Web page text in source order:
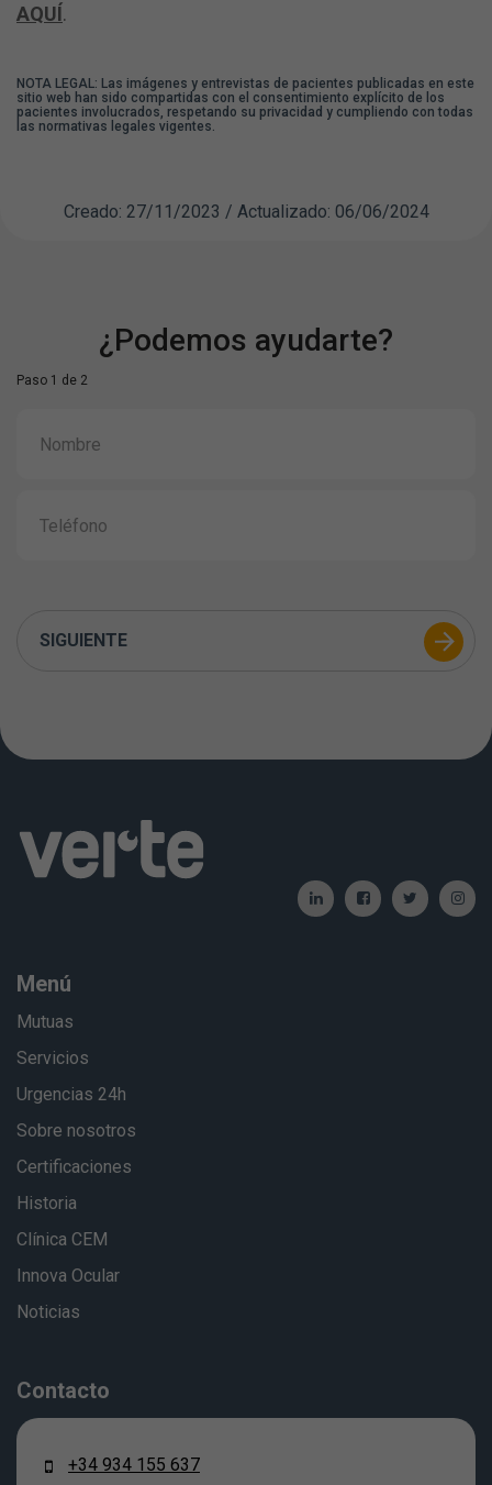
AQUÍ.
NOTA LEGAL: Las imágenes y entrevistas de pacientes publicadas en este
sitio web han sido compartidas con el consentimiento explícito de los
pacientes involucrados, respetando su privacidad y cumpliendo con todas
las normativas legales vigentes.
Creado: 27/11/2023 / Actualizado: 06/06/2024
¿Podemos ayudarte?
Paso 1 de 2
SIGUIENTE
Menú
Mutuas
Servicios
Urgencias 24h
Sobre nosotros
Certificaciones
Historia
Clínica CEM
Innova Ocular
Noticias
Contacto
+34 934 155 637